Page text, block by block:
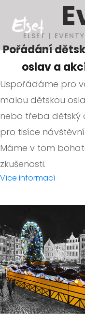
ELSET | EVENTY
Pořádání
oslav a
Uspořádáme pro
malou dětskou
nebo třeba dětský
pro tisíce
Máme v tom
zkušenosti.
Více informací